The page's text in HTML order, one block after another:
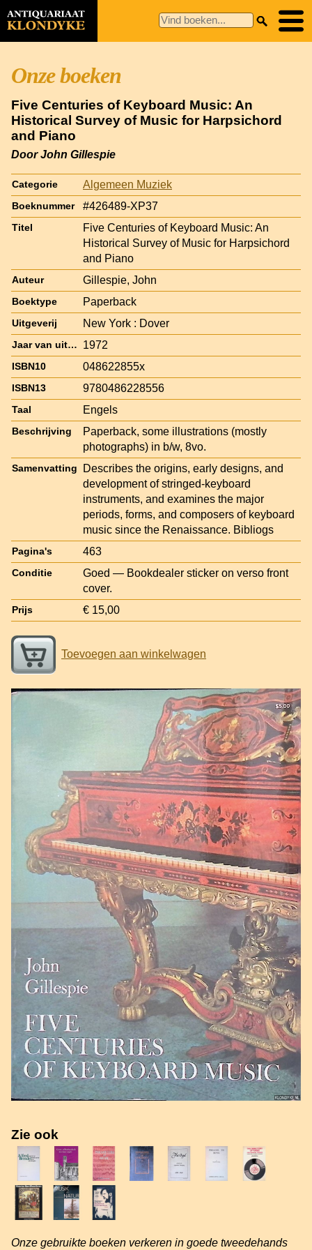
Onze boeken
Five Centuries of Keyboard Music: An
Historical Survey of Music for Harpsichord
and Piano
Door John Gillespie
Categorie Algemeen Muziek
Boeknummer #426489-XP37
Titel
Five Centuries of Keyboard Music: An
Historical Survey of Music for Harpsichord
and Piano
Auteur Gillespie, John
Boektype Paperback
Uitgeverij New York : Dover
Jaar van uitgave 1972
ISBN10 048622855x
ISBN13 9780486228556
Taal Engels
Beschrijving
Paperback, some illustrations (mostly
photographs) in b/w, 8vo.
Samenvatting
Describes the origins, early designs, and
development of stringed-keyboard
instruments, and examines the major
periods, forms, and composers of keyboard
music since the Renaissance. Bibliogs
Pagina's 463
Conditie
Goed — Bookdealer sticker on verso front
cover.
Prijs € 15,00
Toevoegen aan winkelwagen
Zie ook
Onze gebruikte boeken verkeren in goede tweedehands